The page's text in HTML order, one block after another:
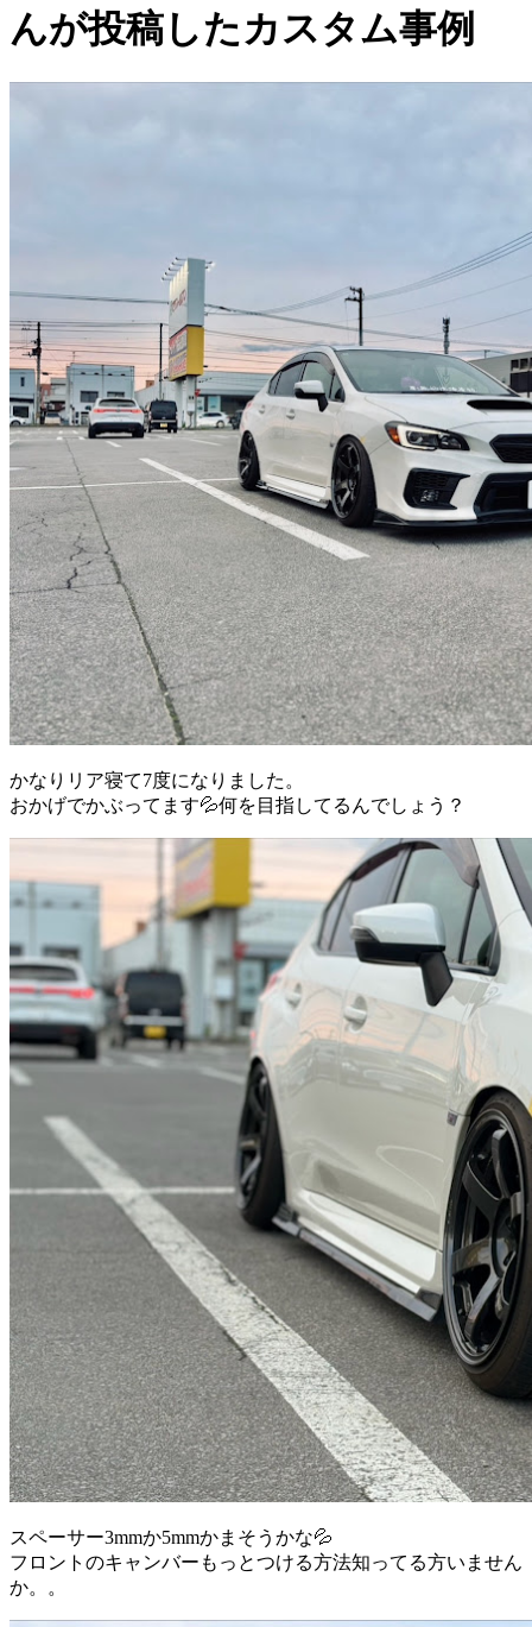
んが投稿したカスタム事例
かなりリア寝て7度になりました。
おかげでかぶってます💦何を目指してるんでしょう？
スペーサー3mmか5mmかまそうかな💦
フロントのキャンバーもっとつける方法知ってる方いません
か。。